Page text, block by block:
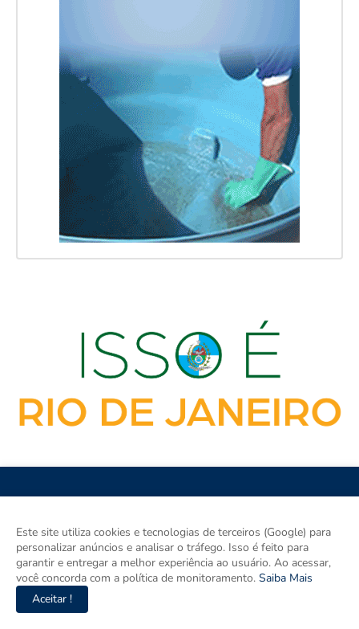
ISSO É RIO DE JANEIRO é o site de notícias do Rio de Janeiro e
um espaço para discutir o Rio de Janeiro e o Brasil. Aqui tem
informação de verdade com imparcialidade. Os principais temas
são política, cidades e empreendedorismo. DRT 0010556/DF.
Este site utiliza cookies e tecnologias de terceiros (Google) para
personalizar anúncios e analisar o tráfego. Isso é feito para
garantir e entregar a melhor experiência ao usuário. Ao acessar,
você concorda com a política de monitoramento. Saiba Mais
Aceitar !